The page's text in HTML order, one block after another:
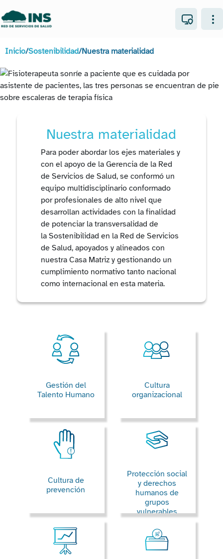
Inicio/Sostenibilidad/Nuestra materialidad
Nuestra materialidad
Para poder abordar los ejes materiales y
con el apoyo de la Gerencia de la Red
de Servicios de Salud, se conformó un
equipo multidisciplinario conformado
por profesionales de alto nivel que
desarrollan actividades con la finalidad
de potenciar la transversalidad de
la Sostenibilidaden la Red de Servicios
de Salud, apoyados y alineados con
nuestra Casa Matriz y gestionando un
cumplimiento normativo tanto nacional
como internacional en esta materia.
Gestión del
Talento Humano
Cultura
organizacional
Cultura de
prevención
Protección social
y derechos
humanos de
grupos
vulnerables